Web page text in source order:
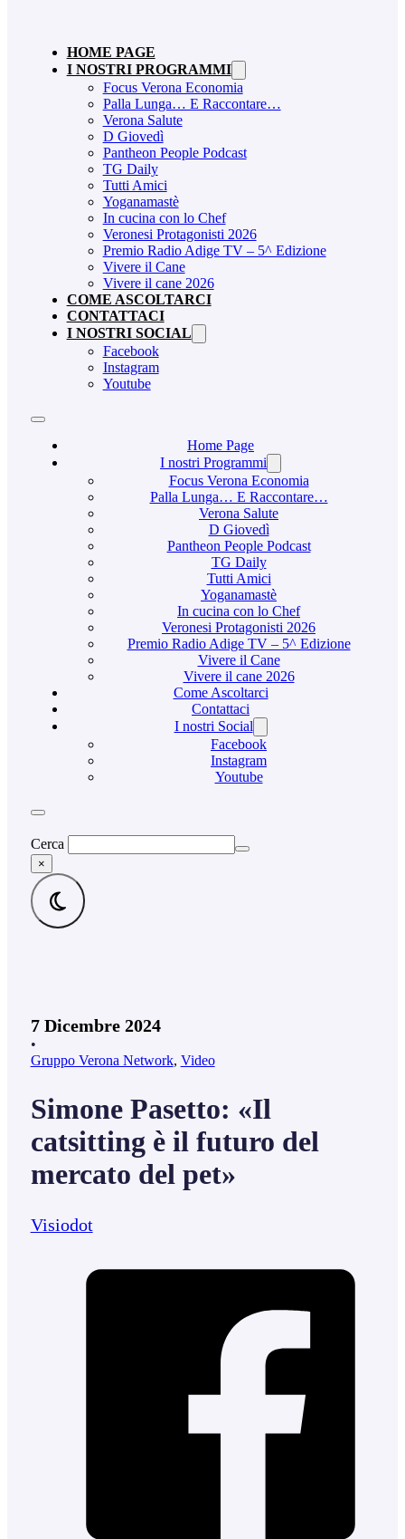
HOME PAGE
I NOSTRI PROGRAMMI
Focus Verona Economia
Palla Lunga… E Raccontare…
Verona Salute
D Giovedì
Pantheon People Podcast
TG Daily
Tutti Amici
Yoganamastè
In cucina con lo Chef
Veronesi Protagonisti 2026
Premio Radio Adige TV – 5^ Edizione
Vivere il Cane
Vivere il cane 2026
COME ASCOLTARCI
CONTATTACI
I NOSTRI SOCIAL
Facebook
Instagram
Youtube
Home Page
I nostri Programmi
Focus Verona Economia
Palla Lunga… E Raccontare…
Verona Salute
D Giovedì
Pantheon People Podcast
TG Daily
Tutti Amici
Yoganamastè
In cucina con lo Chef
Veronesi Protagonisti 2026
Premio Radio Adige TV – 5^ Edizione
Vivere il Cane
Vivere il cane 2026
Come Ascoltarci
Contattaci
I nostri Social
Facebook
Instagram
Youtube
Cerca
×
7 Dicembre 2024
•
Gruppo Verona Network, Video
Simone Pasetto: «Il
catsitting è il futuro del
mercato del pet»
Visiodot